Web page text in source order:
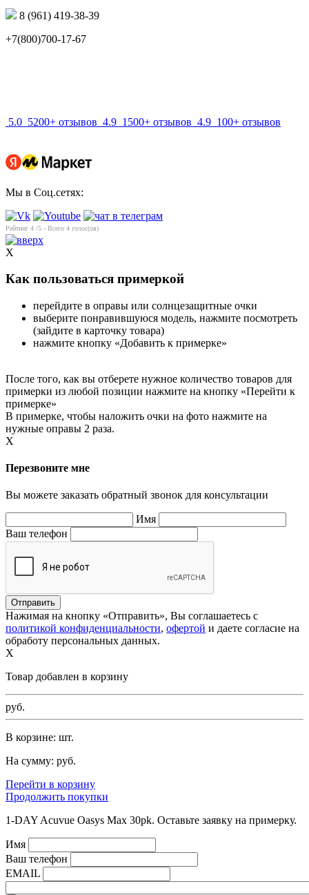
8 (961) 419-38-39
+7(800)700-17-67
5.0 5200+ отзывов 4.9 1500+ отзывов 4.9 100+ отзывов
Мы в Соц.сетях:
Рейтинг 4 /5 - Всего 4 голос(ов)
X
Как пользоваться примеркой
перейдите в оправы или солнцезащитные очки
выберите понравившуюся модель, нажмите посмотреть
(зайдите в карточку товара)
нажмите кнопку «Добавить к примерке»
После того, как вы отберете нужное количество товаров для
примерки из любой позиции нажмите на кнопку «Перейти к
примерке»
В примерке, чтобы наложить очки на фото нажмите на
нужные оправы 2 раза.
X
Перезвоните мне
Вы можете заказать обратный звонок для консультации
Имя
Ваш телефон
Нажимая на кнопку «Отправить», Вы соглашаетесь с
политикой конфиденциальности, офертой и даете согласие на
обработу персональных данных.
X
Товар добавлен в корзину
руб.
В корзине: шт.
На сумму: руб.
Перейти в корзину
Продолжить покупки
1-DAY Acuvue Oasys Max 30pk. Оставьте заявку на примерку.
Имя
Ваш телефон
EMAIL